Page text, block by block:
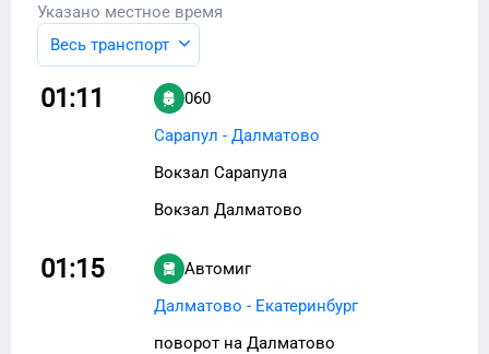
Указано местное время
Весь транспорт
01:11
060
Сарапул - Далматово
Вокзал Сарапула
Вокзал Далматово
01:15
Автомиг
Далматово - Екатеринбург
поворот на Далматово